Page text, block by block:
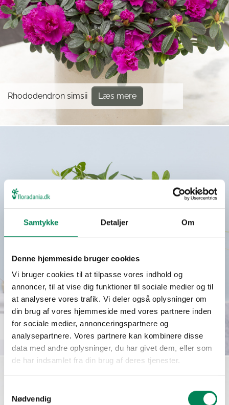
Samtykke Detaljer Om
Denne hjemmeside bruger cookies
Vi bruger cookies til at tilpasse vores indhold og
annoncer, til at vise dig funktioner til sociale medier og til
at analysere vores trafik. Vi deler også oplysninger om
din brug af vores hjemmeside med vores partnere inden
for sociale medier, annonceringspartnere og
analysepartnere. Vores partnere kan kombinere disse
data med andre oplysninger, du har givet dem, eller som
de har indsamlet fra din brug af deres tjenester.
Nødvendig
Rhododendron simsii Læs mere
Rhoicissus digitata Læs mere